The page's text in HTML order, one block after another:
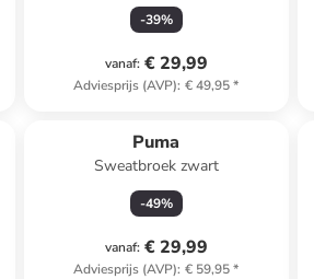
-39%
vanaf: € 29,99
Adviesprijs (AVP): € 49,95*
Puma
Sweatbroek zwart
-49%
vanaf: € 29,99
Adviesprijs (AVP): € 59,95*